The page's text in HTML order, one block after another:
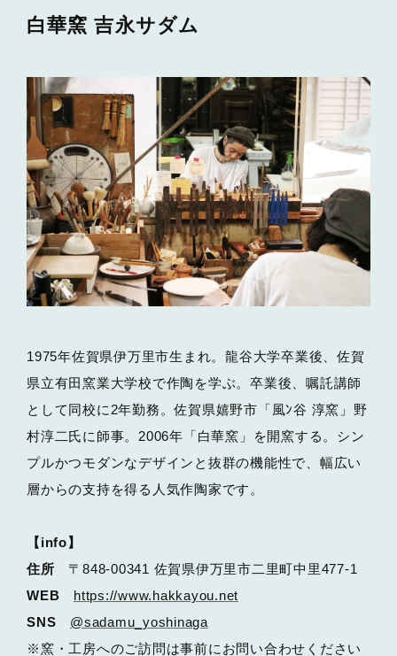
白華窯 吉永サダム
1975年佐賀県伊万里市生まれ。龍谷大学卒業後、佐賀
県立有田窯業大学校で作陶を学ぶ。卒業後、嘱託講師
として同校に2年勤務。佐賀県嬉野市「風ﾝ谷 淳窯」野
村淳二氏に師事。2006年「白華窯」を開窯する。シン
プルかつモダンなデザインと抜群の機能性で、幅広い
層からの支持を得る人気作陶家です。
【info】
住所 〒848-00341 佐賀県伊万里市二里町中里477-1
WEB https://www.hakkayou.net
SNS
@sadamu_yoshinaga
※窯・工房へのご訪問は事前にお問い合わせください